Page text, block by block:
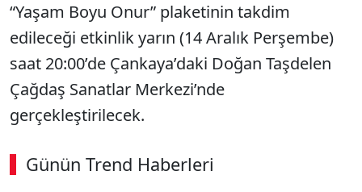
“Yaşam Boyu Onur” plaketinin takdim
edileceği etkinlik yarın (14 Aralık Perşembe)
saat 20:00’de Çankaya’daki Doğan Taşdelen
Çağdaş Sanatlar Merkezi’nde
gerçekleştirilecek.
Günün Trend Haberleri
00:02 / 08:43